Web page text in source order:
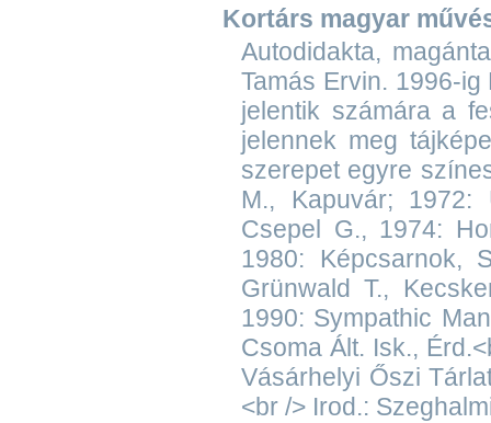
Kortárs magyar
Autodidakta,
Tamás Ervin. 1996-
jelentik számára a
jelennek meg
szerepet egyre
M., Kapuvár; 1972:
Csepel G., 1974:
1980: Képcsarnok,
Grünwald T.,
1990: Sympathic
Csoma Ált. Isk.,
Vásárhelyi Őszi
<br /> Irod.: